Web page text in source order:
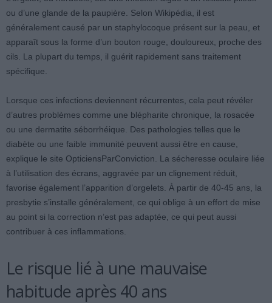
ou d’une glande de la paupière. Selon Wikipédia, il est
généralement causé par un staphylocoque présent sur la peau, et
apparaît sous la forme d’un bouton rouge, douloureux, proche des
cils. La plupart du temps, il guérit rapidement sans traitement
spécifique.
Lorsque ces infections deviennent récurrentes, cela peut révéler
d’autres problèmes comme une blépharite chronique, la rosacée
ou une dermatite séborrhéique. Des pathologies telles que le
diabète ou une faible immunité peuvent aussi être en cause,
explique le site OpticiensParConviction. La sécheresse oculaire liée
à l’utilisation des écrans, aggravée par un clignement réduit,
favorise également l’apparition d’orgelets. À partir de 40-45 ans, la
presbytie s’installe généralement, ce qui oblige à un effort de mise
au point si la correction n’est pas adaptée, ce qui peut aussi
contribuer à ces inflammations.
Le risque lié à une mauvaise
habitude après 40 ans